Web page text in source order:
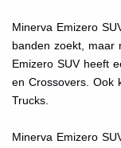
Minerva Emizero
banden zoekt, maar
Emizero SUV heeft
en Crossovers. Ook
Trucks.
Minerva Emizero